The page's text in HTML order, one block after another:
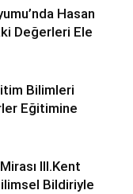
Hasan
Değerleri Ele
Bilimleri
Eğitimine
lll.Kent
Bildiriyle